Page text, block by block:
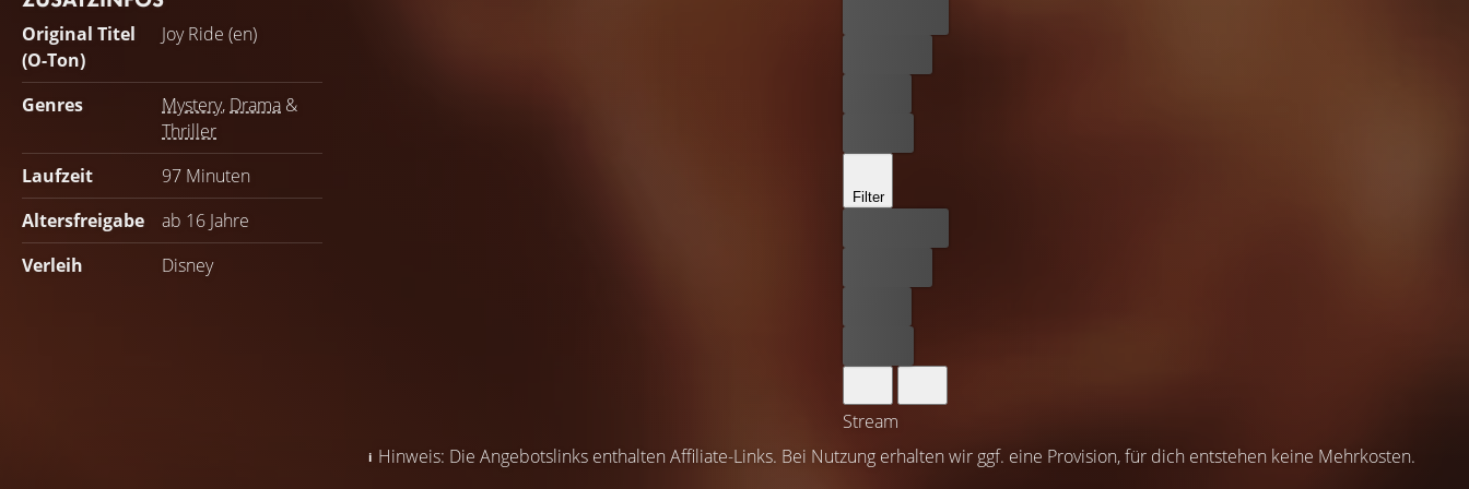
Original Titel
(O-Ton)
Joy Ride (en)
Genres Mystery, Drama &
Thriller
Laufzeit
97 Minuten
Altersfreigabe
ab 16 Jahre
Verleih
Disney
Filter
Stream
Hinweis: Die Angebotslinks enthalten Affiliate-Links. Bei Nutzung erhalten wir ggf. eine Provision, für dich entstehen keine Mehrkosten.